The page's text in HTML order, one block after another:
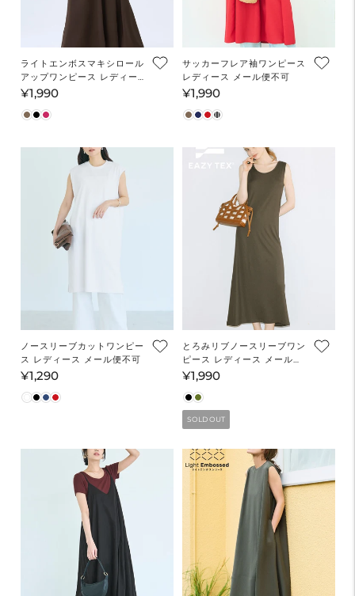
ライトエンボスマキシロール
アップワンピース レディー
ス メール便不可
通
常
格
¥1,990
サッカーフレア袖ワンピース
レディース メール便不可
通
常
¥1,990
ノースリーブカットワンピー
ス レディース メール便不可
通
常
¥1,290
とろみリブノースリーブワン
ピース レディース メール便
不可
通
常
価
格
¥1,990
SOLD OUT